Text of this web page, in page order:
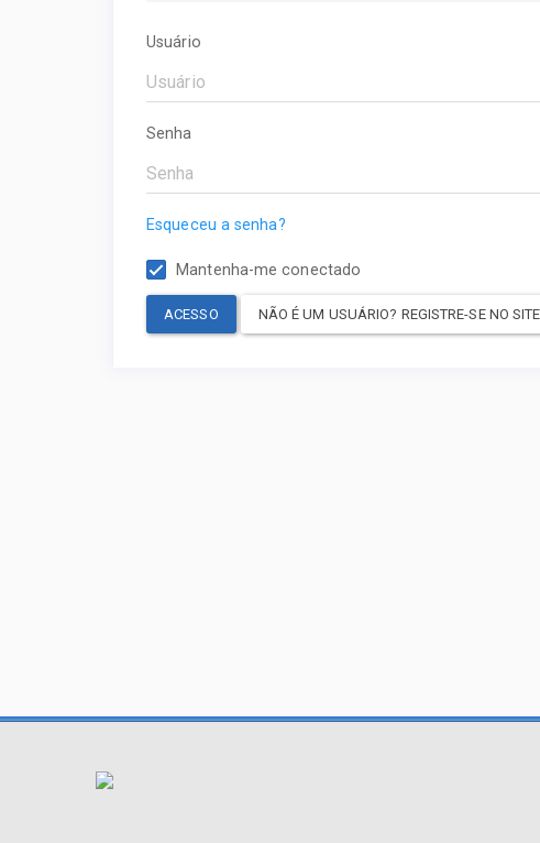
Usuário
Senha
Esqueceu a senha?
Mantenha-me conectado
ACESSO NÃO É UM USUÁRIO? REGISTRE-SE NO SITE